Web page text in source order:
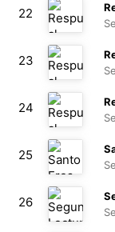
22
23
24
25
26